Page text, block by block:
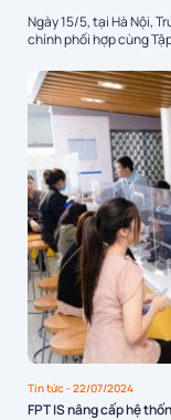
Ngày 15/5, tại Hà Nội,
chính phối hợp cùng
Tin tức- 22/07/2024
FPT IS nâng cấp hệ